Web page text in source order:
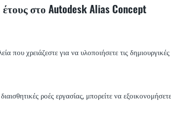
στο Autodesk Alias Concept
που χρειάζεστε για να υλοποιήσετε τις
ροές εργασίας, μπορείτε να